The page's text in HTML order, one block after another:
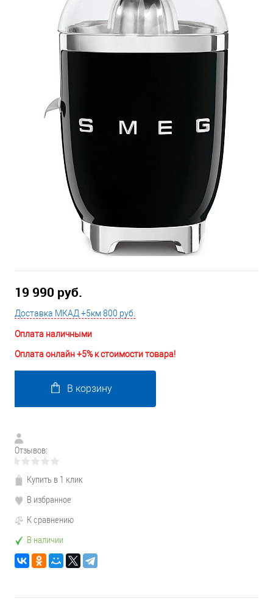
19 990 руб.
Доставка МКАД +5км 800 руб.
Оплата наличными
Оплата онлайн +5% к стоимости товара!
В корзину
Отзывов:
Купить в 1 клик
В избранное
К сравнению
В наличии